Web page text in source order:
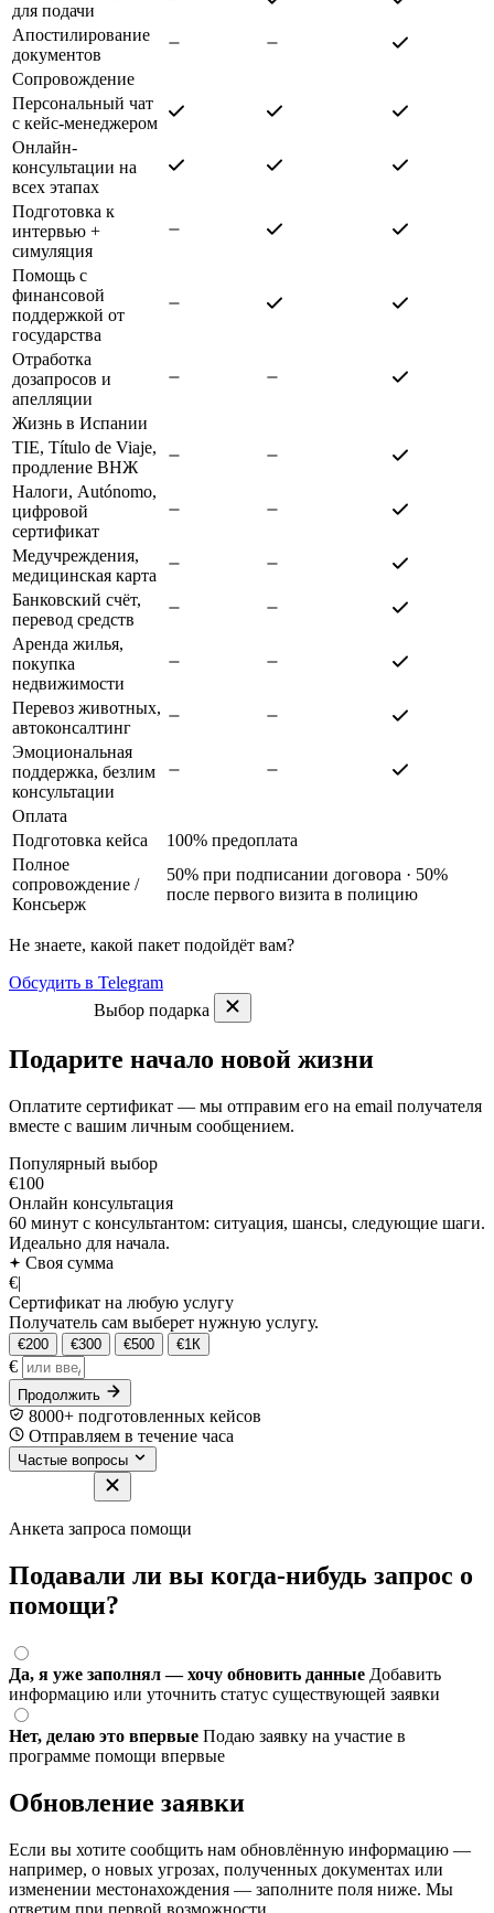
для подачи
Апостилирование
документов
Сопровождение
Персональный чат
с кейс-менеджером
Онлайн-
консультации на
всех этапах
Подготовка к
интервью +
симуляция
Помощь с
финансовой
поддержкой от
государства
Отработка
дозапросов и
апелляции
Жизнь в Испании
TIE, Título de Viaje,
продление ВНЖ
Налоги, Autónomo,
цифровой
сертификат
Медучреждения,
медицинская карта
Банковский счёт,
перевод средств
Аренда жилья,
покупка
недвижимости
Перевоз животных,
автоконсалтинг
Эмоциональная
поддержка, безлим
консультации
Оплата
Подготовка кейса
100% предоплата
Полное
сопровождение /
Консьерж
50% при подписании договора · 50%
после первого визита в полицию
Не знаете, какой пакет подойдёт вам?
Обсудить в Telegram
Выбор подарка
Подарите начало новой жизни
Оплатите сертификат — мы отправим его на email получателя
вместе с вашим личным сообщением.
Популярный выбор
€100
Онлайн консультация
60 минут с консультантом: ситуация, шансы, следующие шаги.
Идеально для начала.
Своя сумма
€|
Сертификат на любую услугу
Получатель сам выберет нужную услугу.
€200 €300 €500 €1К
€
Продолжить
8000+ подготовленных кейсов
Отправляем в течение часа
Частые вопросы
Анкета запроса помощи
Подавали ли вы когда-нибудь запрос о
помощи?
Да, я уже заполнял — хочу обновить данные Добавить
информацию или уточнить статус существующей заявки
Нет, делаю это впервые Подаю заявку на участие в
программе помощи впервые
Обновление заявки
Если вы хотите сообщить нам обновлённую информацию —
например, о новых угрозах, полученных документах или
изменении местонахождения — заполните поля ниже. Мы
ответим при первой возможности.